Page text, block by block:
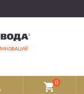
shopping_cart0